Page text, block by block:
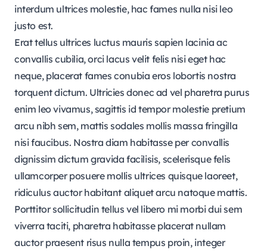
interdum ultrices molestie, hac fames nulla nisi leo
justo est.
Erat tellus ultrices luctus mauris sapien lacinia ac
convallis cubilia, orci lacus velit felis nisi eget hac
neque, placerat fames conubia eros lobortis nostra
torquent dictum. Ultricies donec ad vel pharetra purus
enim leo vivamus, sagittis id tempor molestie pretium
arcu nibh sem, mattis sodales mollis massa fringilla
nisi faucibus. Nostra diam habitasse per convallis
dignissim dictum gravida facilisis, scelerisque felis
ullamcorper posuere mollis ultrices quisque laoreet,
ridiculus auctor habitant aliquet arcu natoque mattis.
Porttitor sollicitudin tellus vel libero mi morbi dui sem
viverra taciti, pharetra habitasse placerat nullam
auctor praesent risus nulla tempus proin, integer